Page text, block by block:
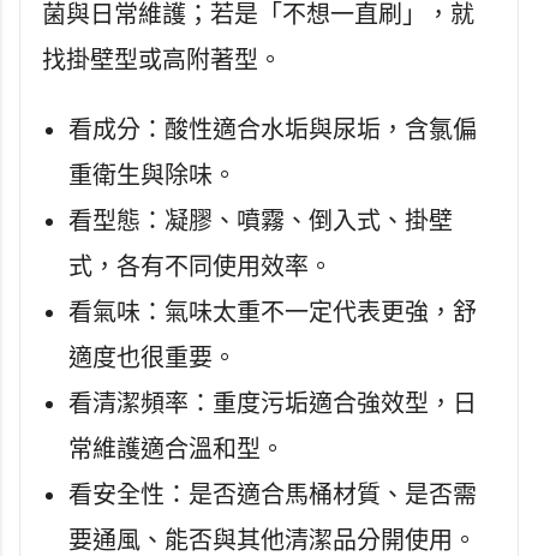
菌與日常維護；若是「不想一直刷」，就
找掛壁型或高附著型。
看成分：酸性適合水垢與尿垢，含氯偏
重衛生與除味。
看型態：凝膠、噴霧、倒入式、掛壁
式，各有不同使用效率。
看氣味：氣味太重不一定代表更強，舒
適度也很重要。
看清潔頻率：重度污垢適合強效型，日
常維護適合溫和型。
看安全性：是否適合馬桶材質、是否需
要通風、能否與其他清潔品分開使用。